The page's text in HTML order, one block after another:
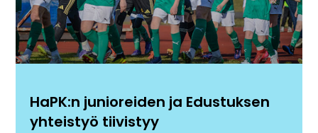
HaPK:n junioreiden ja Edustuksen
yhteistyö tiivistyy